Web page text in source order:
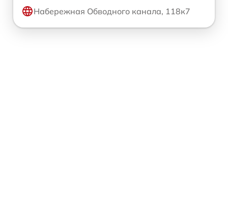
Набережная Обводного канала, 118к7